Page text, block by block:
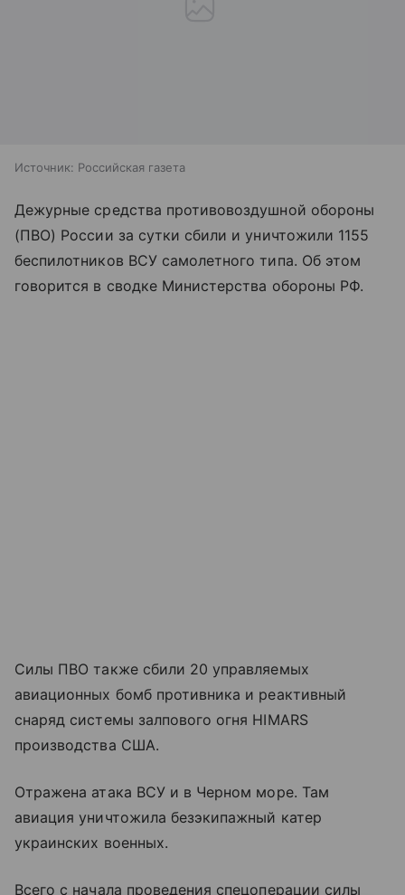
Источник: Российская газета
Дежурные средства противовоздушной обороны
(ПВО) России за сутки сбили и уничтожили 1155
беспилотников ВСУ самолетного типа. Об этом
говорится в сводке Министерства обороны РФ.
Силы ПВО также сбили 20 управляемых
авиационных бомб противника и реактивный
снаряд системы залпового огня HIMARS
производства США.
Отражена атака ВСУ и в Черном море. Там
авиация уничтожила безэкипажный катер
украинских военных.
Всего с начала проведения спецоперации силы